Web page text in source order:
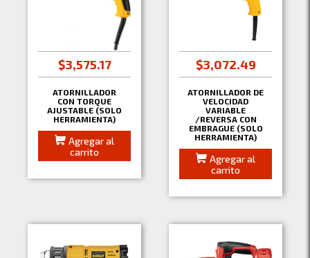
$3,575.17
ATORNILLADOR
CON TORQUE
AJUSTABLE (SOLO
HERRAMIENTA)
Agregar al
carrito
$3,072.49
ATORNILLADOR DE
VELOCIDAD
VARIABLE
/REVERSA CON
EMBRAGUE (SOLO
HERRAMIENTA)
Agregar al
carrito